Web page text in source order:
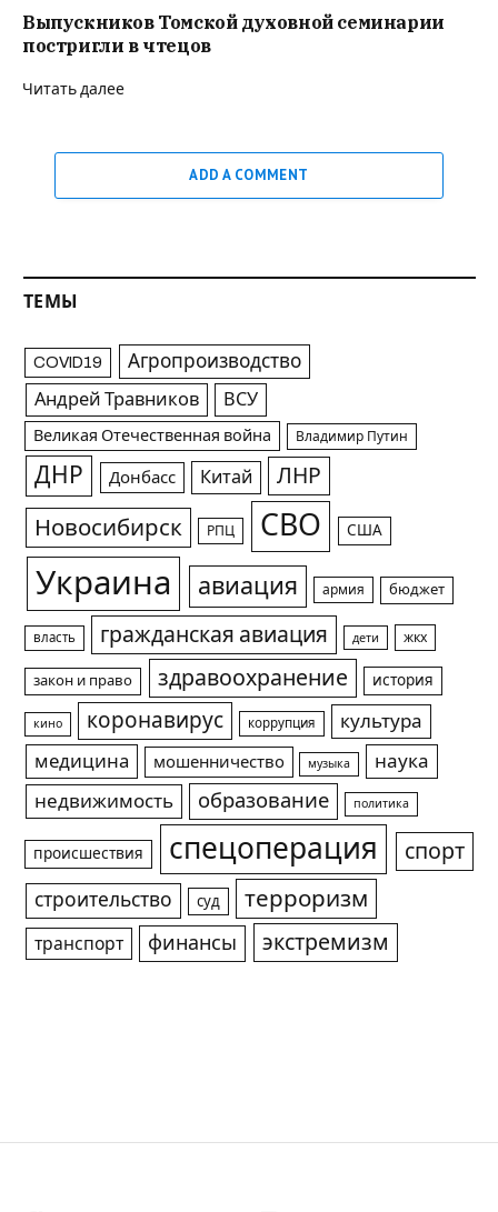
Выпускников Томской духовной семинарии
постригли в чтецов
Читать далее
ADD A COMMENT
ТЕМЫ
COVID19 Агропроизводство
Андрей Травников ВСУ
Великая Отечественная война Владимир Путин
ДНР Донбасс Китай ЛНР
Новосибирск РПЦ СВО США
Украина авиация армия бюджет
власть гражданская авиация дети жкх
закон и право здравоохранение история
кино коронавирус коррупция
культура
медицина
мошенничество музыка
наука
недвижимость
образование политика
происшествия спецоперация спорт
строительство суд терроризм
транспорт финансы экстремизм